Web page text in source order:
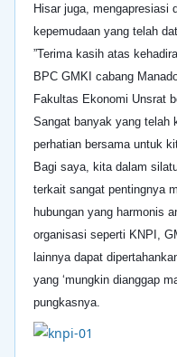
Hisar juga, mengapresiasi
kepemudaan yang telah
”Terima kasih atas
BPC GMKI cabang
Fakultas Ekonomi Unsrat
Sangat banyak yang telah
perhatian bersama untuk
Bagi saya, kita dalam
terkait sangat pentingnya
hubungan yang harmonis
organisasi seperti KNPI,
lainnya dapat
yang ‘mungkin dianggap
pungkasnya.